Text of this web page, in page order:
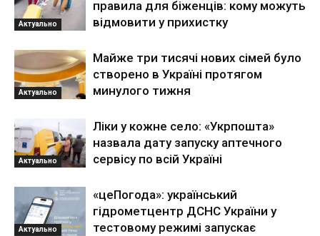
Актуально
правила для біженців: кому можуть
відмовити у прихистку
Актуально
Майже три тисячі нових сімей було
створено в Україні протягом
минулого тижня
Актуально
Ліки у кожне село: «Укрпошта»
назвала дату запуску аптечного
сервісу по всій Україні
Актуально
«цеПогода»: український
гідрометцентр ДСНС України у
тестовому режимі запускає